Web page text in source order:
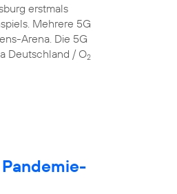
erstmals
Mehrere 5G
Arena. Die 5G
Deutschland / O2